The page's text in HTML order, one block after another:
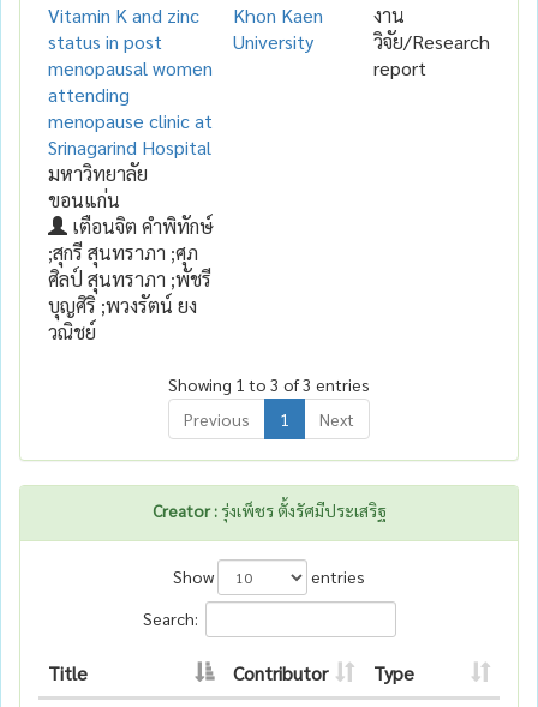
Vitamin K and zinc
status in post
menopausal women
attending
menopause clinic at
Srinagarind Hospital
มหาวิทยาลัย
ขอนแก่น
เตือนจิต คำพิทักษ์
;สุกรี สุนทราภา ;ศุภ
ศิลป์ สุนทราภา ;พัชรี
บุญศิริ ;พวงรัตน์ ยง
วณิชย์
Khon Kaen
University
งาน
วิจัย/Research
report
Showing 1 to 3 of 3 entries
Previous
1 Next
Creator :รุ่งเพ็ชร ตั้งรัศมีประเสริฐ
Show
entries
Search:
Title Contributor
Type